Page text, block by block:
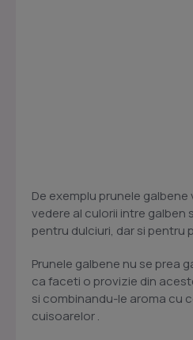
De exemplu prunele
vedere al culorii intre galben
pentru dulciuri, dar si pentru
Prunele galbene nu se prea
ca faceti o provizie din
si combinandu-le aroma cu
cuisoarelor .